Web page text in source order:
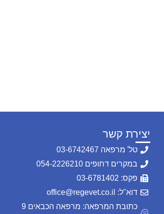
יצירת קשר
טל' מרפאה 03-6742467
במקרים דחופים 054-2226210
פקס: 03-6781402
דוא"ל: office@regevet.co.il
כתובת המרפאה: מרפאה הכבאים 9